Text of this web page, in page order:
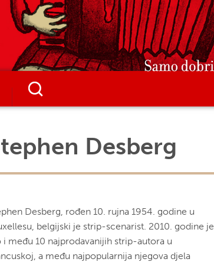
Desberg
Desberg, rođen 10. rujna 1954. godine u
belgijski je strip-scenarist. 2010. godine je
i među 10 najprodavanijih strip-autora u
a među najpopularnija njegova djela